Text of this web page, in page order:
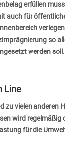
erfüllen
auch für
so
werden
Line
zu vielen anderen
wird regelmäßig
für die